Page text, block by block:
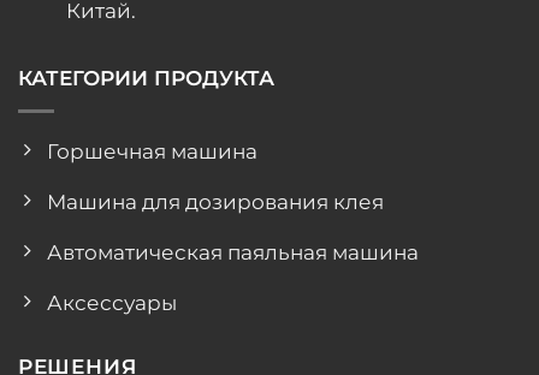
Китай.
КАТЕГОРИИ ПРОДУКТА
Горшечная машина
Машина для дозирования клея
Автоматическая паяльная машина
Аксессуары
РЕШЕНИЯ